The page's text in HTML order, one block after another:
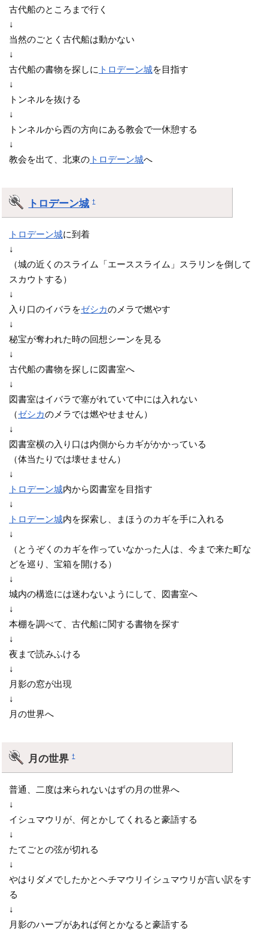
古代船のところまで行く
↓
当然のごとく古代船は動かない
↓
古代船の書物を探しに トロデーン城を目指す
↓
トンネルを抜ける
↓
トンネルから西の方向にある教会で一休憩する
↓
教会を出て、北東の トロデーン城へ
トロデーン城 †
トロデーン城に到着
↓
（城の近くのスライム「エーススライム」スラリンを倒して
スカウトする）
↓
入り口のイバラをゼシカのメラで燃やす
↓
秘宝が奪われた時の回想シーンを見る
↓
古代船の書物を探しに図書室へ
↓
図書室はイバラで塞がれていて中には入れない
（ゼシカのメラでは燃やせません）
↓
図書室横の入り口は内側からカギがかかっている
（体当たりでは壊せません）
↓
トロデーン城内から図書室を目指す
↓
トロデーン城内を探索し、まほうのカギを手に入れる
↓
（とうぞくのカギを作っていなかった人は、今まで来た町な
どを巡り、宝箱を開ける）
↓
城内の構造には迷わないようにして、図書室へ
↓
本棚を調べて、古代船に関する書物を探す
↓
夜まで読みふける
↓
月影の窓が出現
↓
月の世界へ
月の世界†
普通、二度は来られないはずの月の世界へ
↓
イシュマウリが、何とかしてくれると豪語する
↓
たてごとの弦が切れる
↓
やはりダメでしたかとヘチマウリイシュマウリが言い訳をす
る
↓
月影のハープがあれば何とかなると豪語する